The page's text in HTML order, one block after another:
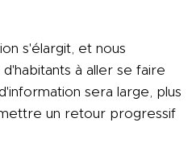
s'élargit, et nous
à aller se faire
sera large, plus
un retour progressif